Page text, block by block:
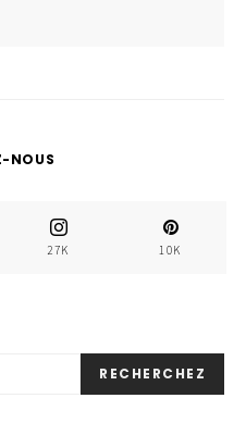
NOUS
27K 10K
RECHERCHEZ